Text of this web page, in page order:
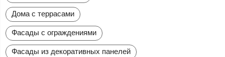
Дома с террасами
Фасады с ограждениями
Фасады из декоративных панелей